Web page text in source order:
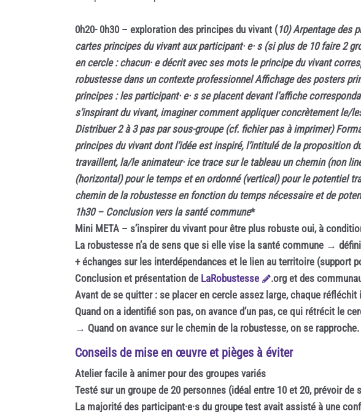
0h20- 0h30 – exploration des principes du vivant (10)Arpentage des
cartes principes du vivant aux participant· e· s (si plus de 10 faire 2
en cercle : chacun· e décrit avec ses mots le principe du vivant
robustesse dans un contexte professionnelAffichage des posters
principes : les participant· e· s se placent devant l’affiche
s’inspirant du vivant, imaginer comment appliquer concrètement le/
Distribuer 2 à 3 pas par sous-groupe (cf. fichier pas à imprimer)
principes du vivant dont l’idée est inspiré, l’intitulé de la
travaillent, la/le animateur· ice trace sur le tableau un chemin (non
(horizontal) pour le temps et en ordonné (vertical) pour le potentiel
chemin de la robustesse en fonction du temps nécessaire et de
1h30 – Conclusion vers la santé commune*
Mini META – s’inspirer du vivant pour être plus robuste oui, à
La robustesse n’a de sens que si elle vise la santé commune →
+ échanges sur les interdépendances et le lien au territoire
Conclusion et présentation de LaRobustesse
.org et des
Avant de se quitter : se placer en cercle assez large, chaque
Quand on a identifié son pas, on avance d’un pas, ce qui rétrécit le
→ Quand on avance sur le chemin de la robustesse, on se rapproche.
Conseils de mise en œuvre et pièges à éviter
Atelier facile à animer pour des groupes variés
Testé sur un groupe de 20 personnes (idéal entre 10 et 20, prévoir de
La majorité des participant·e·s du groupe test avait assisté à une